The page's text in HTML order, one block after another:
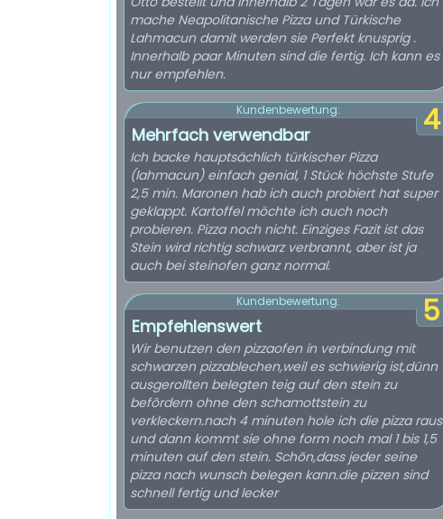
mache Neapolitanische Pizza und Türkische
Lahmacun damit werden sie Perfekt knusprig .
Innerhalb paar Minuten sind die fertig. Ich kann es
nur empfehlen.
4
Kundenbewertung:
Mehrfach verwendbar
Ich backe hauptsächlich türkischer Pizza
(lahmacun) einfach genial, 1 Stück höchste Stufe
2,5 min. Maronen hab ich auch probiert hat super
geklappt. Kartoffel möchte ich auch noch
probieren. Pizza noch nicht. Einziges Fazit ist das
Stein wird richtig schwarz verbrannt, aber ist ja
auch bei steinofen ganz normal.
5
Kundenbewertung:
Empfehlenswert
Wir benutzen den pizzaofen in verbindung mit
schwarzen pizzablechen,weil es schwierig ist,dünn
ausgerollten belegten teig auf den stein zu
befõrdern ohne den schamottstein zu
verkleckern.nach 4 minuten hole ich die pizza raus
und dann kommt sie ohne form noch mal 1 bis 1,5
minuten auf den stein. Schõn,dass jeder seine
pizza nach wunsch belegen kann.die pizzen sind
schnell fertig und lecker